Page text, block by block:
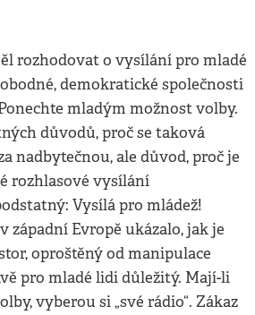
rozhodovat o vysílání pro mladé
demokratické společnosti
mladým možnost volby.
důvodů, proč se taková
nadbytečnou, ale důvod, proč je
rozhlasové vysílání
Vysílá pro mládež!
západní Evropě ukázalo, jak je
oproštěný od manipulace
pro mladé lidi důležitý. Mají-li
vyberou si „své rádio“. Zákaz